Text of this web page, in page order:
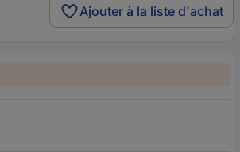
Ajouter à la liste d'achat